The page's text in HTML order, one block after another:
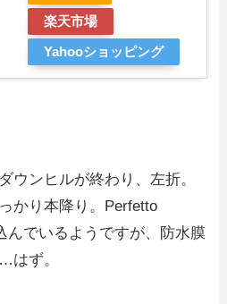
楽天市場
Yahooショッピング
ウンヒルが終わり、左折。
かり本降り。Perfetto
んでいるようですが、防水膜
はず。